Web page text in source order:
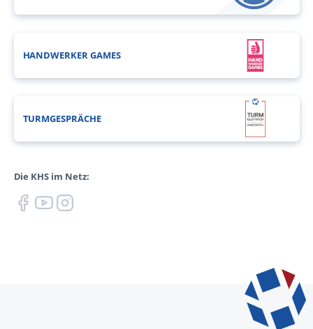
HANDWERKER GAMES
TURMGESPRÄCHE
Die KHS im Netz: